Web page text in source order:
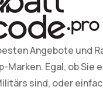
Angebote und
Marken. Egal, ob Sie
sind, oder